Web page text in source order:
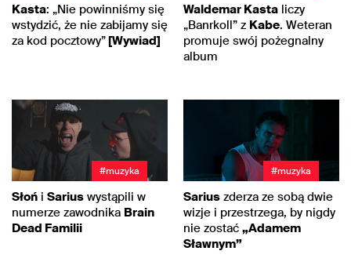
Kasta: „Nie powinniśmy się
wstydzić, że nie zabijamy się
za kod pocztowy”[Wywiad]
Waldemar Kasta liczy
„Banrkoll” z Kabe. Weteran
promuje swój pożegnalny
album
#muzyka
Słoń i Sarius wystąpili w
numerze zawodnika Brain
Dead Familii
#muzyka
Sarius zderza ze sobą dwie
wizje i przestrzega, by nigdy
nie zostać „Adamem
Sławnym”